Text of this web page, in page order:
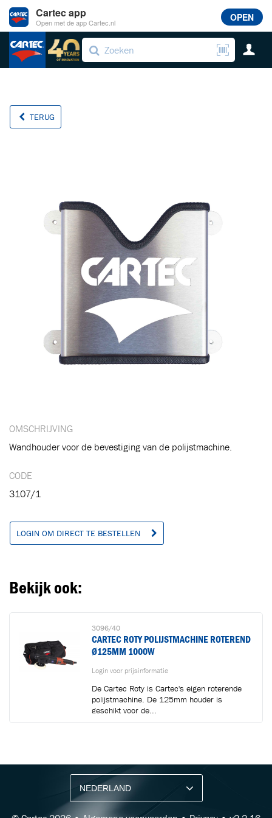
TERUG
OMSCHRIJVING
Wandhouder voor de bevestiging van de polijstmachine.
CODE
3107/1
LOGIN OM DIRECT TE BESTELLEN
Bekijk ook:
3096/40
CARTEC ROTY POLIJSTMACHINE ROTEREND
Ø125MM 1000W
Login voor prijsinformatie
De Cartec Roty is Cartec's eigen roterende
polijstmachine. De 125mm houder is
geschikt voor de...
VERDER WINKELEN Ga naar winkelwagen
Ontvang vakgerelateerde tips,
aanbiedingen en productupdates van Cartec.
Cartec app
Open met de app Cartec.nl OPEN